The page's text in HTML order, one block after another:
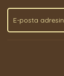
Ürün fiyatı
Bu ürüne